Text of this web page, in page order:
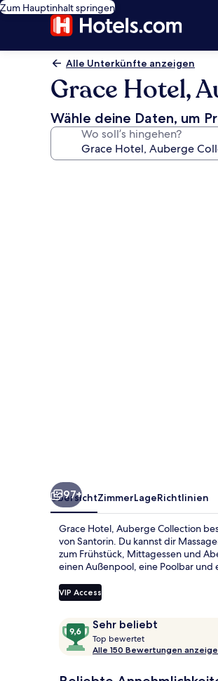
Zum Hauptinhalt springen
Alle Unterkünfte anzeigen
Grace Hotel,
Wähle deine Daten, um
Wo soll’s hingehen?
97+
ÜbersichtZimmerLageRichtlinien
Grace Hotel, Auberge Collection
von Santorin. Du kannst dir
zum Frühstück, Mittagessen und
einen Außenpool, eine Poolbar
VIP Access
Bewertungen
Sehr beliebt
9,6
von
10,
Top bewertet
o
Alle 150 Bewertungen